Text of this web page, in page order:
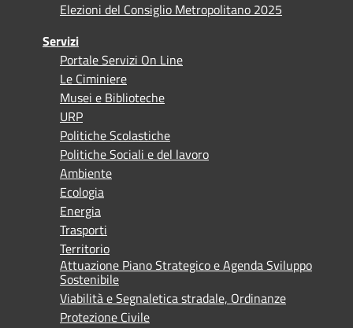
Elezioni del Consiglio Metropolitano 2025
Servizi
Portale Servizi On Line
Le Ciminiere
Musei e Biblioteche
URP
Politiche Scolastiche
Politiche Sociali e del lavoro
Ambiente
Ecologia
Energia
Trasporti
Territorio
Attuazione Piano Strategico e Agenda Sviluppo
Sostenibile
Viabilità e Segnaletica stradale, Ordinanze
Protezione Civile